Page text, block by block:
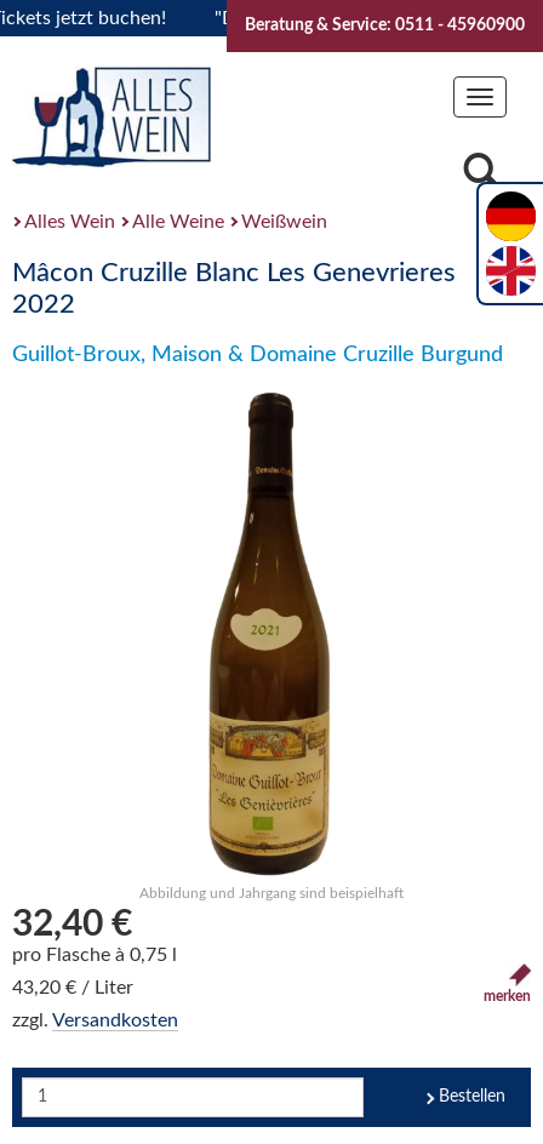
jetzt buchen! "Das Sommerfest 2026" Vive la
Beratung & Service: 0511 - 45960900
Toggle
Alles Wein Alle Weine Weißwein
Mâcon Cruzille Blanc Les Genevrieres
2022
Guillot-Broux, Maison & Domaine Cruzille Burgund
Abbildung und Jahrgang sind beispielhaft
32,40 €
pro Flasche à 0,75 l
43,20 € / Liter
zzgl. Versandkosten
merken
Bestellen